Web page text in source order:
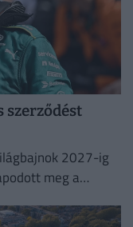
szerződést
2027-ig
meg a